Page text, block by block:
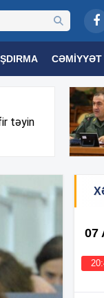
CƏMIYYƏT
TRIBUNA TV
təyin
07